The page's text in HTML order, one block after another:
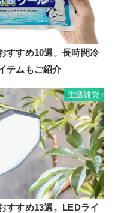
すすめ10選。長時間冷
テムもご紹介
生活雑貨
すすめ13選。LEDライ